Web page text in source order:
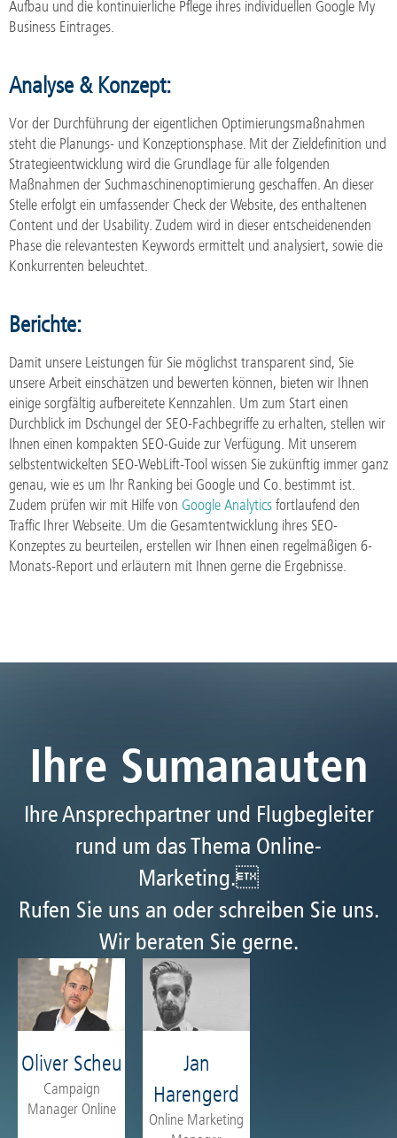
Aufbau und die kontinuierliche Pflege ihres individuellen Google My
Business Eintrages.
Analyse & Konzept:
Vor der Durchführung der eigentlichen Optimierungsmaßnahmen
steht die Planungs- und Konzeptionsphase. Mit der Zieldefinition und
Strategieentwicklung wird die Grundlage für alle folgenden
Maßnahmen der Suchmaschinenoptimierung geschaffen. An dieser
Stelle erfolgt ein umfassender Check der Website, des enthaltenen
Content und der Usability. Zudem wird in dieser entscheidenenden
Phase die relevantesten Keywords ermittelt und analysiert, sowie die
Konkurrenten beleuchtet.
Berichte:
Damit unsere Leistungen für Sie möglichst transparent sind, Sie
unsere Arbeit einschätzen und bewerten können, bieten wir Ihnen
einige sorgfältig aufbereitete Kennzahlen. Um zum Start einen
Durchblick im Dschungel der SEO-Fachbegriffe zu erhalten, stellen wir
Ihnen einen kompakten SEO-Guide zur Verfügung. Mit unserem
selbstentwickelten SEO-WebLift-Tool wissen Sie zukünftig immer ganz
genau, wie es um Ihr Ranking bei Google und Co. bestimmt ist.
Zudem prüfen wir mit Hilfe von Google Analytics fortlaufend den
Traffic Ihrer Webseite. Um die Gesamtentwicklung ihres SEO-
Konzeptes zu beurteilen, erstellen wir Ihnen einen regelmäßigen 6-
Monats-Report und erläutern mit Ihnen gerne die Ergebnisse.
Ihre Sumanauten
Ihre Ansprechpartner und Flugbegleiter
rund um das Thema Online-
Marketing.
Rufen Sie uns an oder schreiben Sie uns.
Wir beraten Sie gerne.
Oliver Scheu
Campaign
Manager Online
Jan
Harengerd
Online Marketing